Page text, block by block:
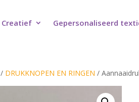
Creatief Gepersonaliseerd
/ DRUKKNOPEN EN RINGEN /